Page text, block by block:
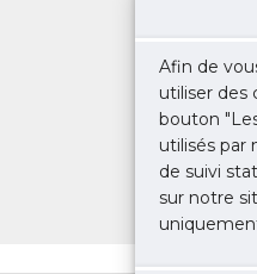
Afin de
utiliser des
bouton
utilisés par
de suivi
sur notre